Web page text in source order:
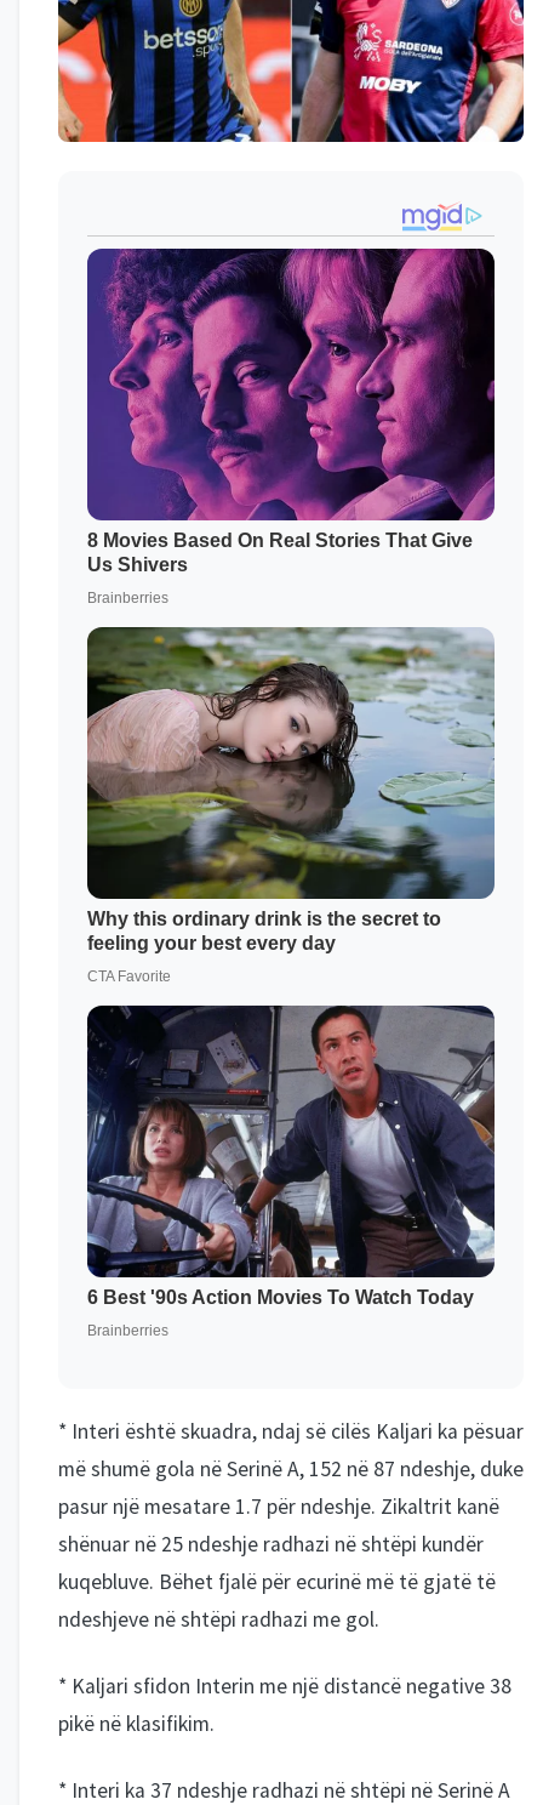
* Interi është skuadra, ndaj së cilës Kaljari ka pësuar
më shumë gola në Serinë A, 152 në 87 ndeshje, duke
pasur një mesatare 1.7 për ndeshje. Zikaltrit kanë
shënuar në 25 ndeshje radhazi në shtëpi kundër
kuqebluve. Bëhet fjalë për ecurinë më të gjatë të
ndeshjeve në shtëpi radhazi me gol.
* Kaljari sfidon Interin me një distancë negative 38
pikë në klasifikim.
* Interi ka 37 ndeshje radhazi në shtëpi në Serinë A